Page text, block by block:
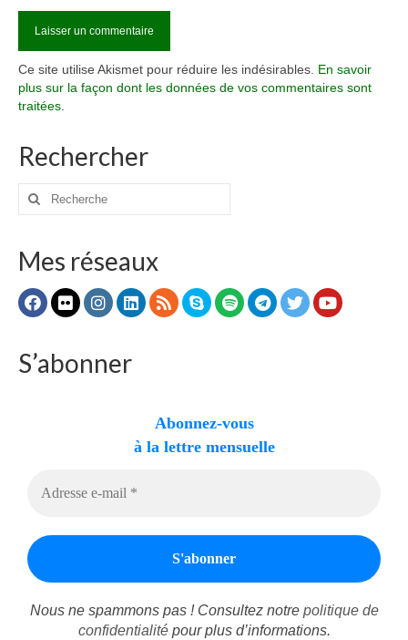
Ce site utilise Akismet pour réduire les indésirables. En savoir
plus sur la façon dont les données de vos commentaires sont
traitées
Rechercher
Rechercher
Mes réseaux
S’abonner
Abonnez-vous
à la lettre mensuelle
Nous ne spammons pas ! Consultez notre politique de
confidentialitépour plus d’informations.